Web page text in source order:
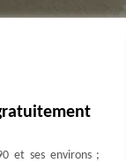
et ses environs ;